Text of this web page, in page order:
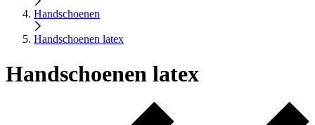
Handschoenen
Handschoenen latex
Handschoenen latex